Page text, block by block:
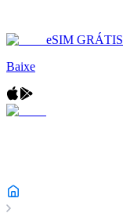
eSIM GRÁTIS
Baixe